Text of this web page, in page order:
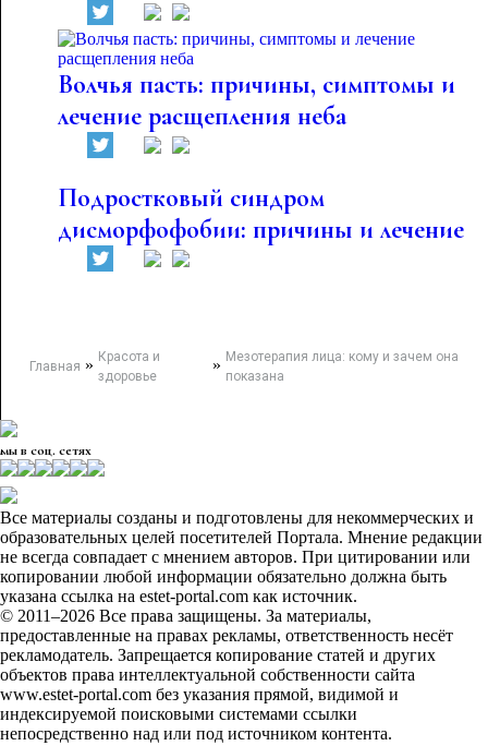
Волчья пасть: причины, симптомы и
лечение расщепления неба
Подростковый синдром
дисморфофобии: причины и лечение
Главная » Красота и
здоровье
» Мезотерапия лица: кому и зачем она
показана
мы в соц. сетях
Все материалы созданы и подготовлены для некоммерческих и
образовательных целей посетителей Портала. Мнение редакции
не всегда совпадает с мнением авторов. При цитировании или
копировании любой информации обязательно должна быть
указана ссылка на estet-portal.com как источник.
© 2011–2026 Все права защищены. За материалы,
предоставленные на правах рекламы, ответственность несёт
рекламодатель. Запрещается копирование статей и других
объектов права интеллектуальной собственности сайта
www.estet-portal.com без указания прямой, видимой и
индексируемой поисковыми системами ссылки
непосредственно над или под источником контента.